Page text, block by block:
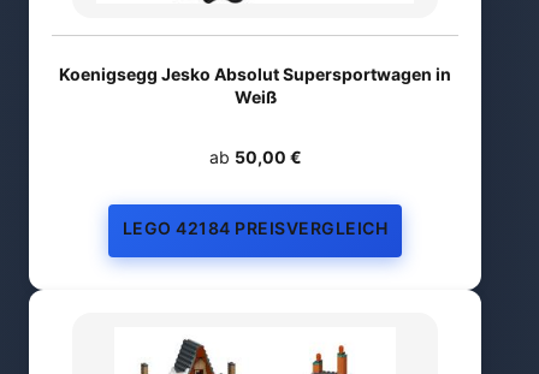
Koenigsegg Jesko Absolut Supersportwagen in
Weiß
ab 50,00 €
LEGO 42184 PREISVERGLEICH